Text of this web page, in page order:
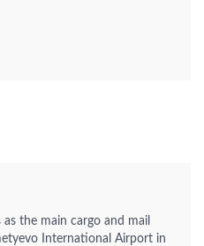
the main cargo and mail
International Airport in